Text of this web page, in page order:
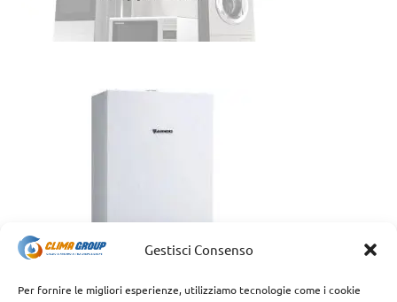
Gestisci Consenso
Per fornire le migliori esperienze, utilizziamo tecnologie come i cookie